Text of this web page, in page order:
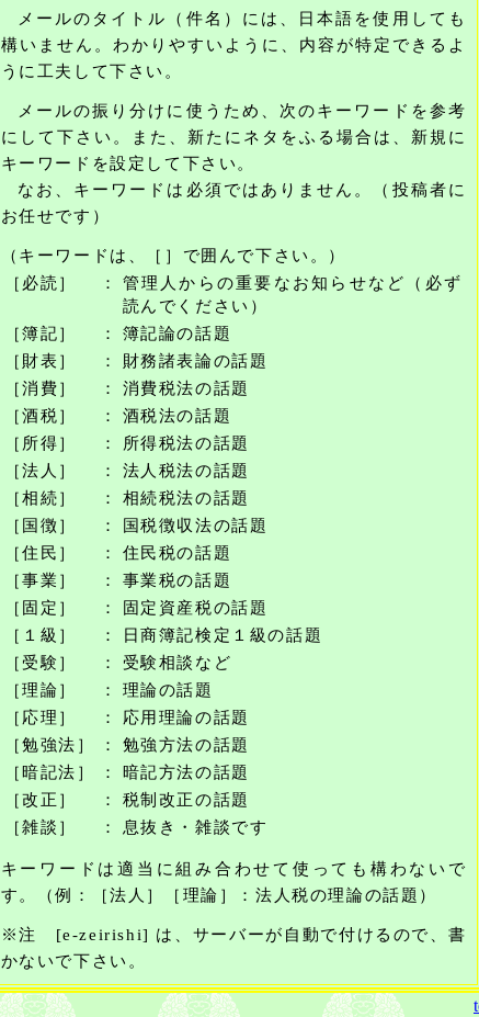
メールのタイトル（件名）には、日本語を使用しても
構いません。わかりやすいように、内容が特定できるよ
うに工夫して下さい。
メールの振り分けに使うため、次のキーワードを参考
にして下さい。また、新たにネタをふる場合は、新規に
キーワードを設定して下さい。
なお、キーワードは必須ではありません。（投稿者に
お任せです）
（キーワードは、［］で囲んで下さい。）
［必読］
：
管理人からの重要なお知らせなど（必ず
読んでください）
［簿記］
：
簿記論の話題
［財表］
：
財務諸表論の話題
［消費］
：
消費税法の話題
［酒税］
：
酒税法の話題
［所得］
：
所得税法の話題
［法人］
：
法人税法の話題
［相続］
：
相続税法の話題
［国徴］
：
国税徴収法の話題
［住民］
：
住民税の話題
［事業］
：
事業税の話題
［固定］
：
固定資産税の話題
［１級］
：
日商簿記検定１級の話題
［受験］
：
受験相談など
［理論］
：
理論の話題
［応理］
：
応用理論の話題
［勉強法］
：
勉強方法の話題
［暗記法］
：
暗記方法の話題
［改正］
：
税制改正の話題
［雑談］
： 息抜き・雑談です
キーワードは適当に組み合わせて使っても構わないで
す。（例：［法人］［理論］：法人税の理論の話題）
※注 [e-zeirishi] は、サーバーが自動で付けるので、書
かないで下さい。